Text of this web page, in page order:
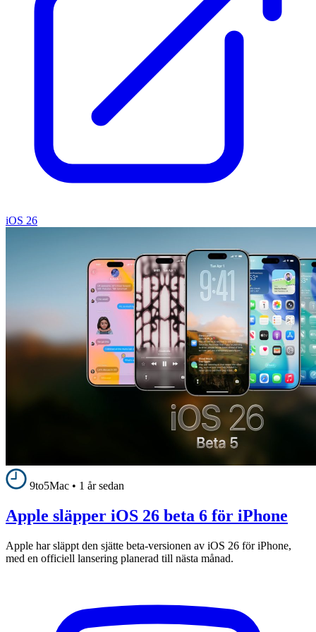
iOS 26
9to5Mac • 1 år sedan
Apple släpper iOS 26 beta 6 för iPhone
Apple har släppt den sjätte beta-versionen av iOS 26 för iPhone,
med en officiell lansering planerad till nästa månad.